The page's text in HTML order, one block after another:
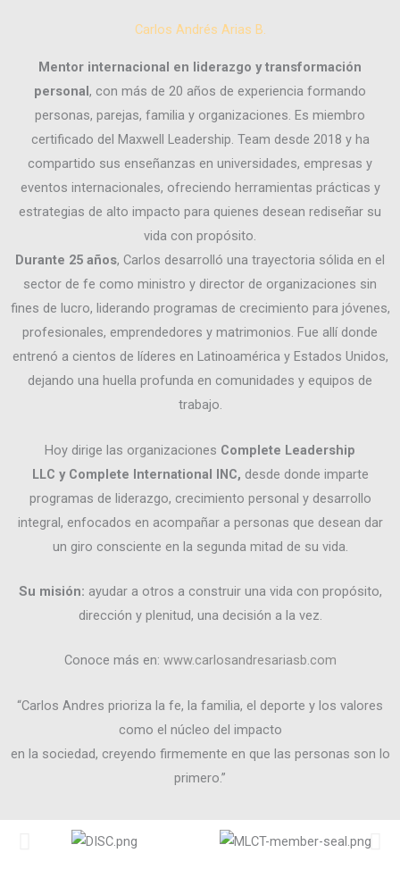
Carlos Andrés Arias B.
Mentor internacional en liderazgo y transformación
personal , con más de 20 años de experiencia formando
personas, parejas, familia y organizaciones. Es miembro
certificado del Maxwell Leadership. Team desde 2018 y ha
compartido sus enseñanzas en universidades, empresas y
eventos internacionales, ofreciendo herramientas prácticas y
estrategias de alto impacto para quienes desean rediseñar su
vida con propósito.
Durante 25 años, Carlos desarrolló una trayectoria sólida en el
sector de fe como ministro y director de organizaciones sin
fines de lucro, liderando programas de crecimiento para jóvenes,
profesionales, emprendedores y matrimonios. Fue allí donde
entrenó a cientos de líderes en Latinoamérica y Estados Unidos,
dejando una huella profunda en comunidades y equipos de
trabajo.
Hoy dirige las organizaciones Complete Leadership
LLC y Complete International INC, desde donde imparte
programas de liderazgo, crecimiento personal y desarrollo
integral, enfocados en acompañar a personas que desean dar
un giro consciente en la segunda mitad de su vida.
Su misión: ayudar a otros a construir una vida con propósito,
dirección y plenitud, una decisión a la vez.
Conoce más en: www.carlosandresariasb.com
“Carlos Andres prioriza la fe, la familia, el deporte y los valores
como el núcleo del impacto
en la sociedad, creyendo firmemente en que las personas son lo
primero.”